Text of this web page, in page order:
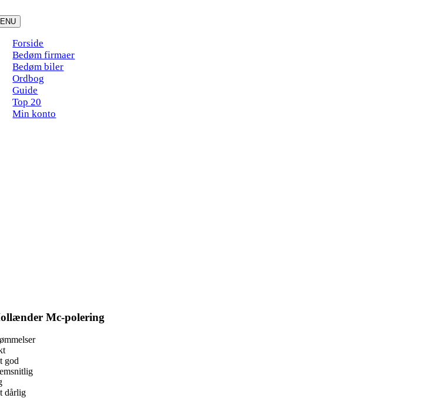
to
content
Forside
Bedøm firmaer
Bedøm biler
Ordbog
Guide
Top 20
Min konto
Mc-polering
god
dårlig